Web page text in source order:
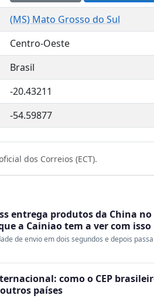
(MS) Mato Grosso do Sul
Centro-Oeste
Brasil
-20.43211
-54.59877
dos Correios (ECT).
entrega produtos da China
a Cainiao tem a ver com isso
de envio em dois segundos e depois
como o CEP
países